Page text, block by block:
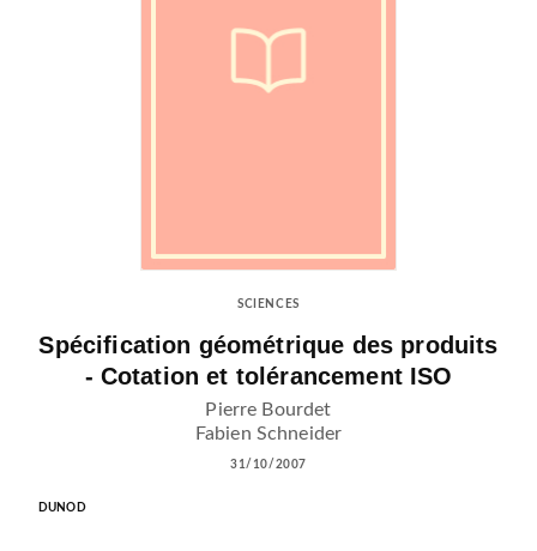
SCIENCES
Spécification géométrique des produits
- Cotation et tolérancement ISO
Pierre Bourdet
Fabien Schneider
31/10/2007
DUNOD